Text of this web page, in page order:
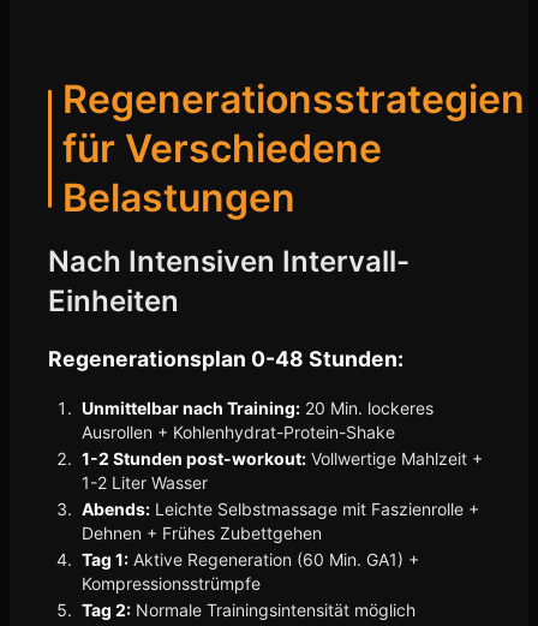
Regenerationsstrategien
für Verschiedene
Belastungen
Nach Intensiven Intervall-
Einheiten
Regenerationsplan 0-48 Stunden:
Unmittelbar nach Training: 20 Min. lockeres
Ausrollen + Kohlenhydrat-Protein-Shake
1-2 Stunden post-workout: Vollwertige Mahlzeit +
1-2 Liter Wasser
Abends: Leichte Selbstmassage mit Faszienrolle +
Dehnen + Frühes Zubettgehen
Tag 1: Aktive Regeneration (60 Min. GA1) +
Kompressionsstrümpfe
Tag 2: Normale Trainingsintensität möglich